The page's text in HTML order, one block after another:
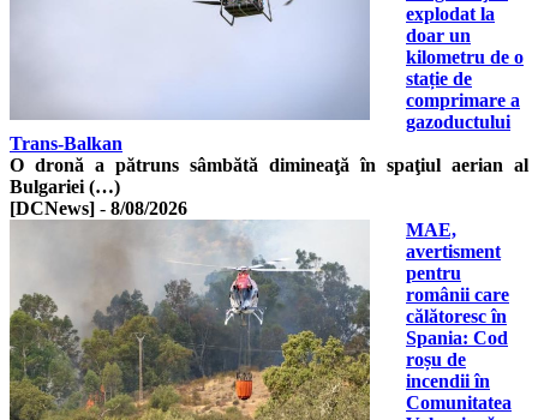
explodat la
doar un
kilometru de o
stație de
comprimare a
gazoductului
Trans-Balkan
O dronă a pătruns sâmbătă dimineaţă în spaţiul aerian al
Bulgariei (…)
[DCNews] - 8/08/2026
MAE,
avertisment
pentru
românii care
călătoresc în
Spania: Cod
roșu de
incendii în
Comunitatea